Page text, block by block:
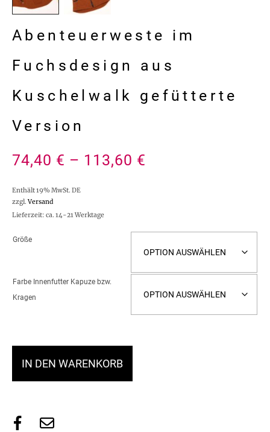
Abenteuerweste im
Fuchsdesign aus
Kuschelwalk gefütterte
Version
74,40 € – 113,60 €
Enthält 19% MwSt. DE
zzgl.Versand
Lieferzeit: ca. 14-21 Werktage
Größe
Farbe Innenfutter Kapuze bzw.
Kragen
IN DEN WARENKORB